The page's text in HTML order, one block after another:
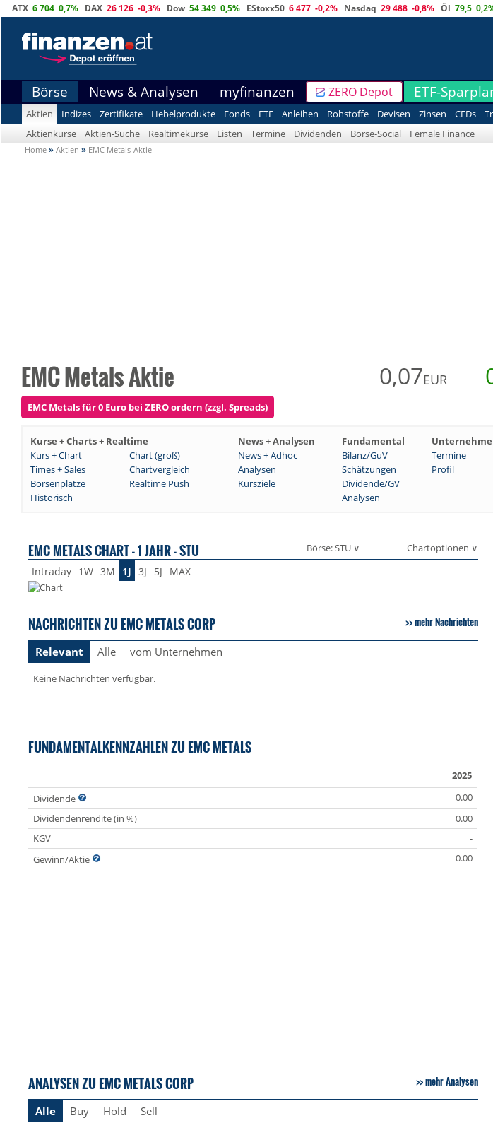
ATX 6 704 0,7% DAX 26 126 -0,3% Dow 54 349 0,5% EStoxx50 6 477 -0,2% Nasdaq 29 488 -0,8% Öl 79,5
Börse News & Analysen myfinanzen ZERO Depot ETF-
Aktien Indizes Zertifikate Hebelprodukte Fonds ETF Anleihen Rohstoffe Devisen Zinsen CFDs
Aktienkurse
Aktien-Suche Realtimekurse Listen Termine Dividenden Börse-Social Female Finance
Home » Aktien » EMC Metals-Aktie
EMC Metals Aktie 0,07EUR
EMC Metals für 0 Euro bei ZERO ordern (zzgl. Spreads)
Kurse + Charts + Realtime News + Analysen Fundamental
Kurs + Chart
Chart (groß) News + Adhoc Bilanz/GuV Termine
Times + Sales
Chartvergleich Analysen Schätzungen Profil
Börsenplätze
Realtime Push Kursziele Dividende/GV
Historisch
Analysen
EMC METALS CHART - 1 JAHR - STU Börse: STU ∨ Chartoptionen ∨
Intraday 1W 3M 1J 3J 5J MAX
NACHRICHTEN ZU EMC METALS CORP mehr Nachrichten
Relevant Alle vom Unternehmen
Keine Nachrichten verfügbar.
FUNDAMENTALKENNZAHLEN ZU EMC METALS
2025
Dividende
0.00
Dividendenrendite (in %)
0.00
KGV
-
Gewinn/Aktie
0.00
ANALYSEN ZU EMC METALS CORP mehr Analysen
Alle Buy Hold Sell